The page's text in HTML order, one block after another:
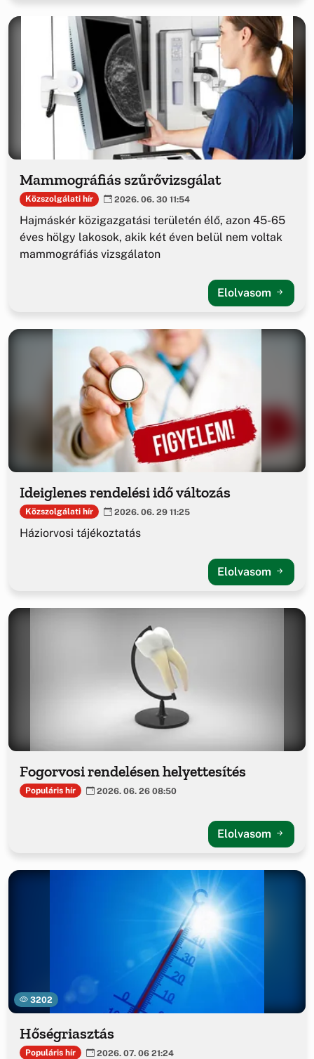
Mammográfiás szűrővizsgálat
Közszolgálati hír 2026. 06. 30 11:54
Hajmáskér közigazgatási területén élő, azon 45-65
éves hölgy lakosok, akik két éven belül nem voltak
mammográfiás vizsgálaton
Elolvasom
Ideiglenes rendelési idő változás
Közszolgálati hír 2026. 06. 29 11:25
Háziorvosi tájékoztatás
Elolvasom
Fogorvosi rendelésen helyettesítés
Populáris hír 2026. 06. 26 08:50
Elolvasom
3202
Hőségriasztás
Populáris hír 2026. 07. 06 21:24